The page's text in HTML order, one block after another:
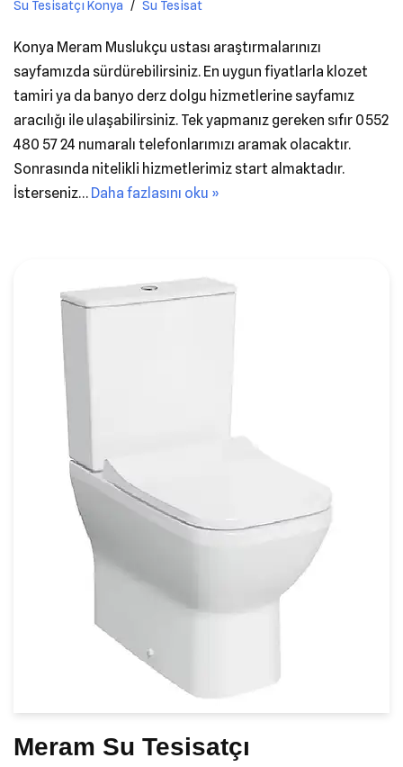
Su Tesisatçı Konya Su Tesisat
Konya Meram Muslukçu ustası araştırmalarınızı
sayfamızda sürdürebilirsiniz. En uygun fiyatlarla klozet
tamiri ya da banyo derz dolgu hizmetlerine sayfamız
aracılığı ile ulaşabilirsiniz. Tek yapmanız gereken sıfır 0552
480 57 24 numaralı telefonlarımızı aramak olacaktır.
Sonrasında nitelikli hizmetlerimiz start almaktadır.
İsterseniz… Daha fazlasını oku »
Meram Su Tesisatçı